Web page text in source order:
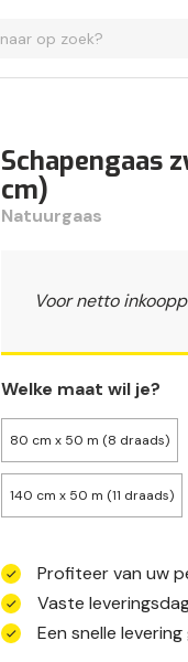
Schapengaas
cm)
Natuurgaas
Voor netto
Welke maat wil je?
80 cm x 50 m (8 draads)
140 cm x 50 m (11 draads)
Profiteer van uw
Vaste
Een snelle